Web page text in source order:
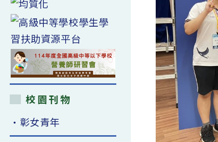
校園刊物
•彰女青年